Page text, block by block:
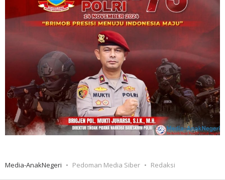
Media-AnakNegeri Pedoman Media Siber Redaksi